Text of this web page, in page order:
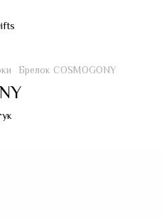
Брелок COSMOGONY